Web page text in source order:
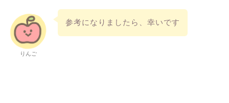
りんご
参考になりましたら、幸いです